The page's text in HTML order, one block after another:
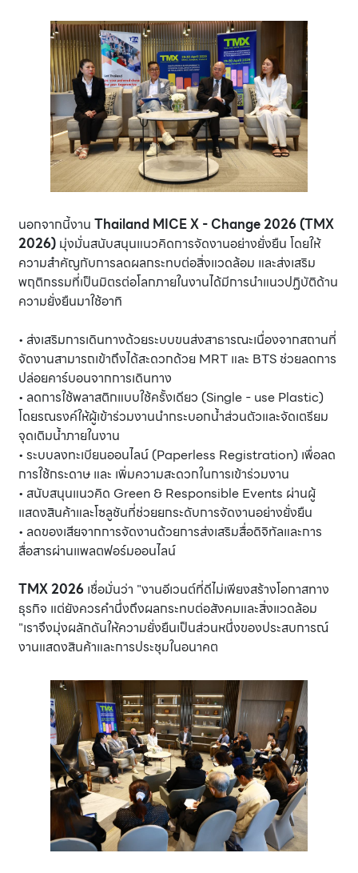
นอกจากนี้งาน Thailand MICE X - Change 2026 (TMX
2026) มุ่งมั่นสนับสนุนแนวคิดการจัดงานอย่างยั่งยืน โดยให้
ความสำคัญกับการลดผลกระทบต่อสิ่งแวดล้อม และส่งเสริม
พฤติกรรมที่เป็นมิตรต่อโลกภายในงานได้มีการนำแนวปฏิบัติด้าน
ความยั่งยืนมาใช้อาทิ
• ส่งเสริมการเดินทางด้วยระบบขนส่งสาธารณะเนื่องจากสถานที่
จัดงานสามารถเข้าถึงได้สะดวกด้วย MRT และ BTS ช่วยลดการ
ปล่อยคาร์บอนจากการเดินทาง
• ลดการใช้พลาสติกแบบใช้ครั้งเดียว (Single - use Plastic)
โดยรณรงค์ให้ผู้เข้าร่วมงานนำกระบอกน้ำส่วนตัวและจัดเตรียม
จุดเติมน้ำภายในงาน
• ระบบลงทะเบียนออนไลน์ (Paperless Registration) เพื่อลด
การใช้กระดาษ และ เพิ่มความสะดวกในการเข้าร่วมงาน
• สนับสนุนแนวคิด Green & Responsible Events ผ่านผู้
แสดงสินค้าและโซลูชันที่ช่วยยกระดับการจัดงานอย่างยั่งยืน
• ลดของเสียจากการจัดงานด้วยการส่งเสริมสื่อดิจิทัลและการ
สื่อสารผ่านแพลตฟอร์มออนไลน์
TMX 2026 เชื่อมั่นว่า "งานอีเวนต์ที่ดีไม่เพียงสร้างโอกาสทาง
ธุรกิจ แต่ยังควรคำนึ่งถึงผลกระทบต่อสังคมและสิ่งแวดล้อม
"เราจึงมุ่งผลักดันให้ความยั่งยืนเป็นส่วนหนึ่งของประสบการณ์
งานแสดงสินค้าและการประชุมในอนาคต